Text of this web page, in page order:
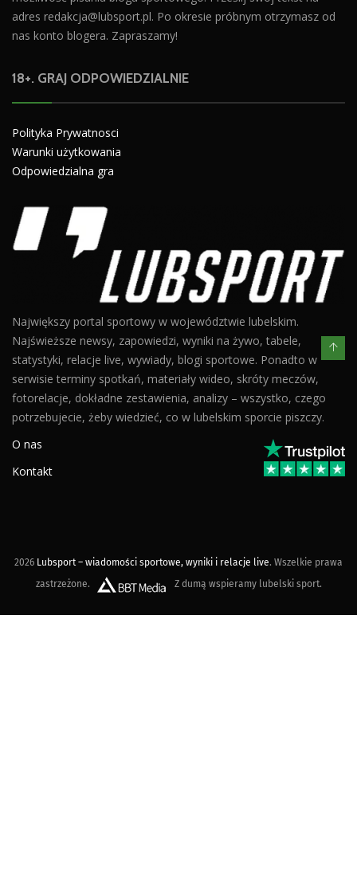
adres redakcja@lubsport.pl. Po okresie próbnym otrzymasz od
nas konto blogera. Zapraszamy!
18+. GRAJ ODPOWIEDZIALNIE
Polityka Prywatnosci
Warunki użytkowania
Odpowiedzialna gra
Największy portal sportowy w województwie lubelskim.
Najświeższe newsy, zapowiedzi, wyniki na żywo, tabele,
statystyki, relacje live, wywiady, blogi sportowe. Ponadto w
serwisie terminy spotkań, materiały wideo, skróty meczów,
fotorelacje, dokładne zestawienia, analizy – wszystko, czego
potrzebujecie, żeby wiedzieć, co w lubelskim sporcie piszczy.
O nas
Kontakt
2026 Lubsport – wiadomości sportowe, wyniki i relacje live. Wszelkie prawa
zastrzeżone.
Z dumą wspieramy lubelski sport.